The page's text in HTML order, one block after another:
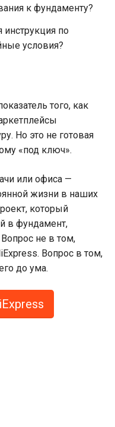
к фундаменту?
инструкция по
условия?
того, как
Но это не готовая
«под ключ».
или офиса —
жизни в наших
который
в фундамент,
не в том,
Вопрос в том,
до ума.